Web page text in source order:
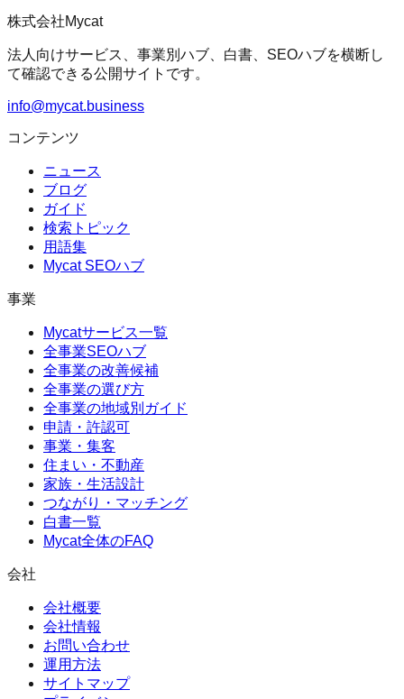
株式会社Mycat
法人向けサービス、事業別ハブ、白書、SEOハブを横断し
て確認できる公開サイトです。
info@mycat.business
コンテンツ
ニュース
ブログ
ガイド
検索トピック
用語集
Mycat SEOハブ
事業
Mycatサービス一覧
全事業SEOハブ
全事業の改善候補
全事業の選び方
全事業の地域別ガイド
申請・許認可
事業・集客
住まい・不動産
家族・生活設計
つながり・マッチング
白書一覧
Mycat全体のFAQ
会社
会社概要
会社情報
お問い合わせ
運用方法
サイトマップ